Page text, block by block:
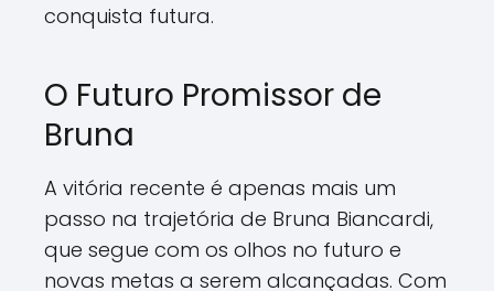
conquista futura.
O Futuro Promissor de
Bruna
A vitória recente é apenas mais um
passo na trajetória de Bruna Biancardi,
que segue com os olhos no futuro e
novas metas a serem alcançadas. Com